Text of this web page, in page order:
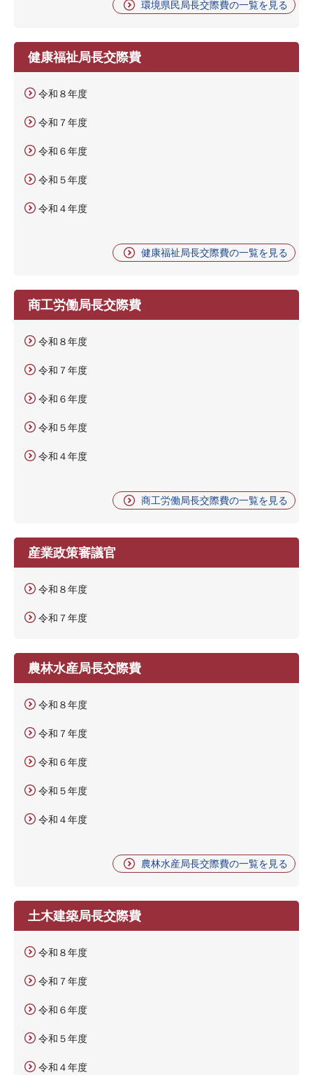
環境県民局長交際費の一覧を見る
健康福祉局長交際費
令和８年度
令和７年度
令和６年度
令和５年度
令和４年度
健康福祉局長交際費の一覧を見る
商工労働局長交際費
令和８年度
令和７年度
令和６年度
令和５年度
令和４年度
商工労働局長交際費の一覧を見る
産業政策審議官
令和８年度
令和７年度
農林水産局長交際費
令和８年度
令和７年度
令和６年度
令和５年度
令和４年度
農林水産局長交際費の一覧を見る
土木建築局長交際費
令和８年度
令和７年度
令和６年度
令和５年度
令和４年度